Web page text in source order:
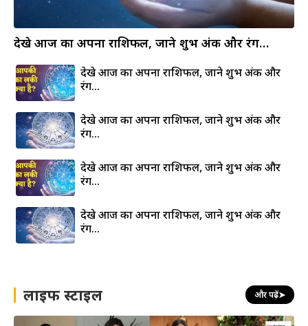
देखे आज का अपना राशिफल, जाने शुभ अंक और रंग…
देखे आज का अपना राशिफल, जाने शुभ अंक और
रंग…
देखे आज का अपना राशिफल, जाने शुभ अंक और
रंग…
देखे आज का अपना राशिफल, जाने शुभ अंक और
रंग…
देखे आज का अपना राशिफल, जाने शुभ अंक और
रंग…
लाइफ स्टाइल और पढ़ें➤